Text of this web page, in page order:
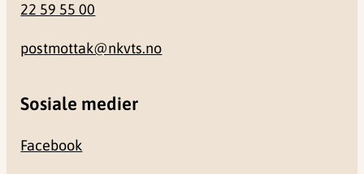
22 59 55 00
postmottak@nkvts.no
Sosiale medier
Facebook